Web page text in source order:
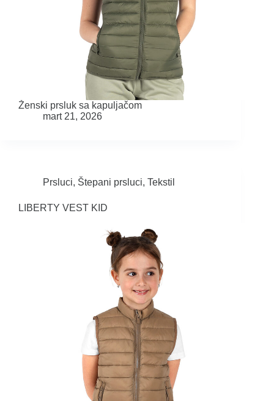
Ženski prsluk sa kapuljačom
mart 21, 2026
Prsluci, Štepani prsluci, Tekstil
LIBERTY VEST KID